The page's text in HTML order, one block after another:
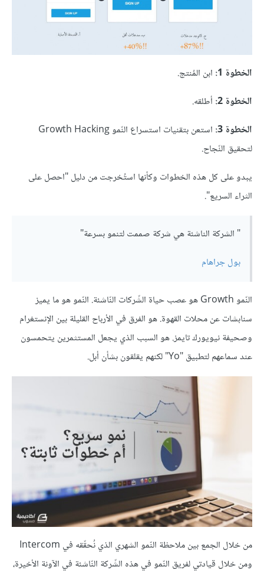
الخطوة 1:
ابن المُنتج.
الخطوة 2:
أطلقه.
الخطوة 3:
استعن بتقنيات استسراع النّمو Growth Hacking
لتحقيق النّجاح.
يبدو على كل هذه الخطوات وكأنها استُخرجت من دليل "احصل على
الثراء السريع".
" الشركة الناشئة هي شركة صممت لتنمو بسرعة"
بول جراهام
النّمو Growth هو عصب حياة الشّركات النّاشئة. النّمو هو ما يميز
سنابشات عن محلات القهوة. هو الفرق في الأرباح القليلة بين الإنستغرام
وصحيفة نيويورك تايمز. هو السبب الذي يجعل المستثمرين يتحمسون
عند سماعهم لتطبيق "Yo" لكنهم يقلقون بشأن أبل.
من خلال الجمع بين ملاحظة النّمو الشهري الذي نُحقّقه في Intercom
ومن خلال قيادتي لفريق النّمو في هذه الشّركة النّاشئة في الآونة الأخيرة،